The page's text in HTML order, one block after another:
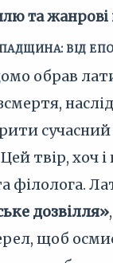
та жанрові
ВІД
обрав
сучасний
твір, хоч
філолога.
дозвілля»
щоб